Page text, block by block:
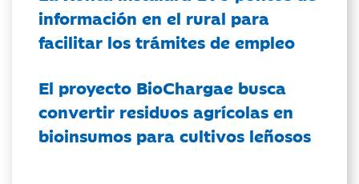
información en el rural para
facilitar los trámites de empleo
El proyecto BioChargae busca
convertir residuos agrícolas en
bioinsumos para cultivos leñosos